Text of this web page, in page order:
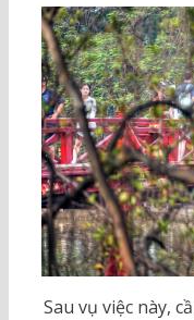
Sau vụ việc này,